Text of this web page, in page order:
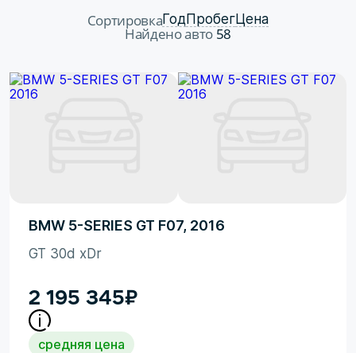
СортировкаГодПробегЦена
Найдено авто 58
BMW 5-SERIES GT F07, 2016
GT 30d xDr
2 195 345₽
средняя цена